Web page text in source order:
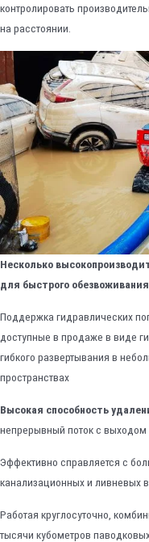
контролировать
на расстоянии.
Несколько
для быстрого обезвоживания
Поддержка гидравлических
доступные в продаже в виде
гибкого развертывания в
пространствах
Высокая способность
непрерывный поток с
Эффективно справляется с
канализационных и ливневых
Работая круглосуточно,
тысячи кубометров